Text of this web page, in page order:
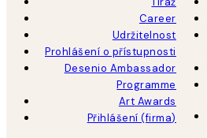
Career
Udržitelnost
Prohlášení o přístupnosti
Desenio Ambassador
Programme
Art Awards
Přihlášení (firma)